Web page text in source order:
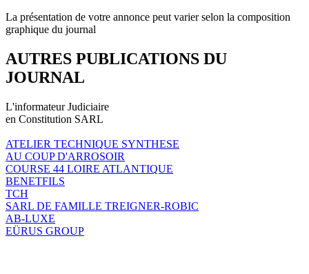
La présentation de votre annonce peut varier selon la composition
graphique du journal
AUTRES PUBLICATIONS DU
JOURNAL
L'informateur Judiciaire
en Constitution SARL
ATELIER TECHNIQUE SYNTHESE
AU COUP D'ARROSOIR
COURSE 44 LOIRE ATLANTIQUE
BENETFILS
TCH
SARL DE FAMILLE TREIGNER-ROBIC
AB-LUXE
EÜRUS GROUP